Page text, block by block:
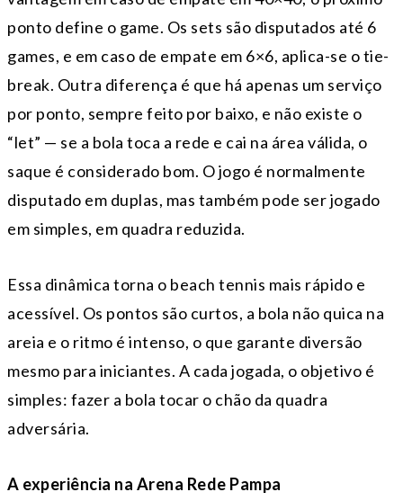
ponto define o game. Os sets são disputados até 6
games, e em caso de empate em 6×6, aplica-se o tie-
break. Outra diferença é que há apenas um serviço
por ponto, sempre feito por baixo, e não existe o
“let” — se a bola toca a rede e cai na área válida, o
saque é considerado bom. O jogo é normalmente
disputado em duplas, mas também pode ser jogado
em simples, em quadra reduzida.
Essa dinâmica torna o beach tennis mais rápido e
acessível. Os pontos são curtos, a bola não quica na
areia e o ritmo é intenso, o que garante diversão
mesmo para iniciantes. A cada jogada, o objetivo é
simples: fazer a bola tocar o chão da quadra
adversária.
A experiência na Arena Rede Pampa